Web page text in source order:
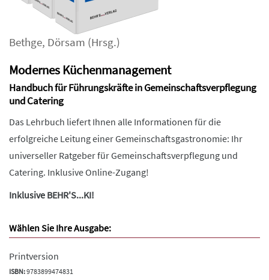
Bethge, Dörsam (Hrsg.)
Modernes Küchenmanagement
Handbuch für Führungskräfte in Gemeinschaftsverpflegung
und Catering
Das Lehrbuch liefert Ihnen alle Informationen für die
erfolgreiche Leitung einer Gemeinschaftsgastronomie: Ihr
universeller Ratgeber für Gemeinschaftsverpflegung und
Catering. Inklusive Online-Zugang!
Inklusive BEHR'S...KI!
Wählen Sie Ihre Ausgabe:
Printversion
ISBN:9783899474831